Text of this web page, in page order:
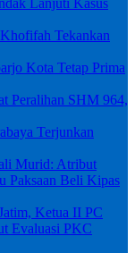
Tekankan
Kota Tetap Prima
Peralihan SHM 964,
Terjunkan
Murid: Atribut
Paksaan Beli Kipas
Ketua II PC
Evaluasi PKC